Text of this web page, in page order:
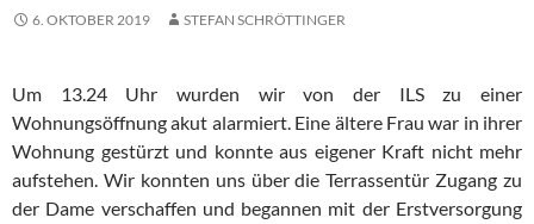
6. OKTOBER 2019 STEFAN SCHRÖTTINGER
Um 13.24 Uhr wurden wir von der ILS zu einer
Wohnungsöffnung akut alarmiert. Eine ältere Frau war in ihrer
Wohnung gestürzt und konnte aus eigener Kraft nicht mehr
aufstehen. Wir konnten uns über die Terrassentür Zugang zu
der Dame verschaffen und begannen mit der Erstversorgung